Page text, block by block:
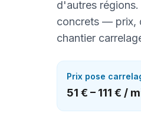
d'autres
concrets — prix,
chantier
Prix pose
51 € – 111 € /